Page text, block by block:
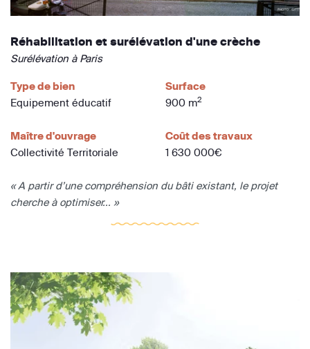
Réhabilitation et surélévation d'une crèche
Surélévation à Paris
Type de bien
Equipement éducatif
Surface
900 m2
Maître d'ouvrage
Collectivité Territoriale
Coût des travaux
1 630 000€
« A partir d’une compréhension du bâti existant, le projet
cherche à optimiser... »